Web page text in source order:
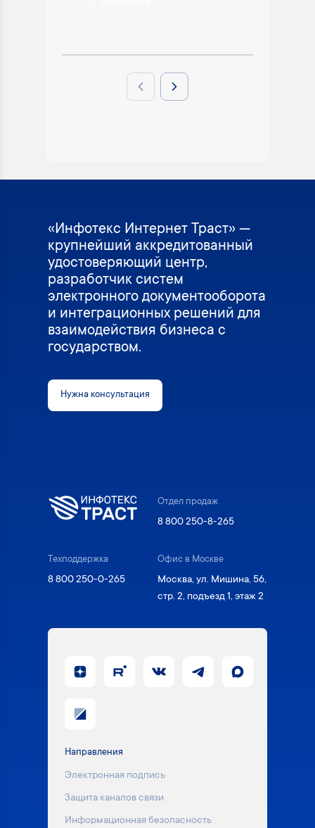
Previous slideNext slide
«Инфотекс Интернет Траст» —
крупнейший аккредитованный
удостоверяющий центр,
разработчик систем
электронного документооборота
и интеграционных решений для
взаимодействия бизнеса с
государством.
Нужна консультация
Отдел продаж
8 800 250-8-265
Техподдержка
8 800 250-0-265
Офис в Москве
Москва, ул. Мишина, 56,
стр. 2, подъезд 1, этаж 2
Направления
Электронная подпись
Защита каналов связи
Информационная безопасность